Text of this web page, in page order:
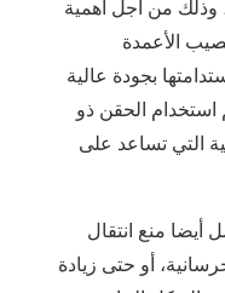
من أجل أهمية
الأعمدة
بجودة عالية
الحقن ذو
التي تساعد على
أيضا منع انتقال
أو حتى زيادة